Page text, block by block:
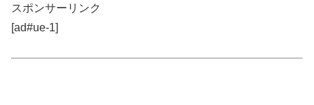
スポンサーリンク
[ad#ue-1]